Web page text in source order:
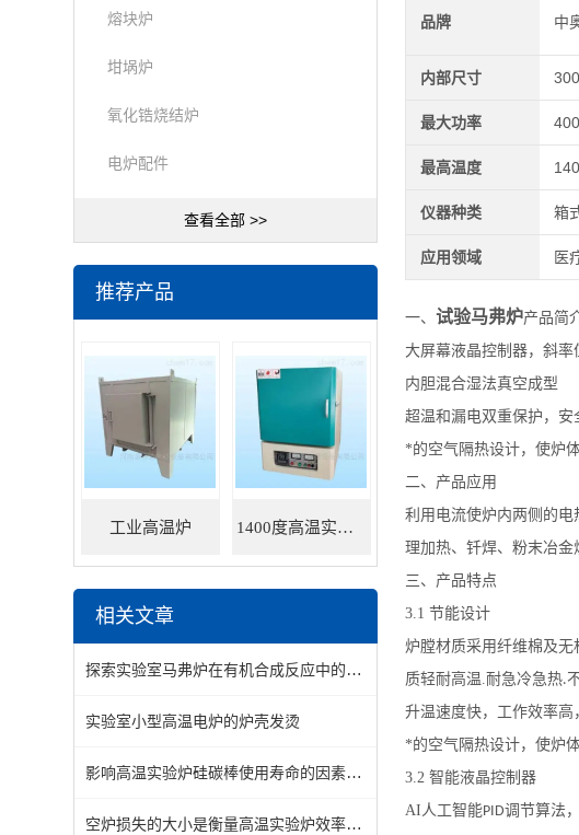
品牌 中
内部尺寸
最大功率
最高温度
仪器种类 箱
应用领域 医
一、 试验马弗炉产品简
大屏幕液晶控制器，斜
内胆混合湿法真空成型
超温和漏电双重保护，安
*的空气隔热设计，使炉
二、产品应用
利用电流使炉内两侧的
理加热、钎焊、粉末冶金
三、产品特点
3.1 节能设计
炉膛材质采用纤维棉及无
质轻耐高温.耐急冷急热.
升温速度快，工作效率高
*的空气隔热设计，使炉
3.2 智能液晶控制器
AI人工智能PID调节算法
熔块炉
坩埚炉
氧化锆烧结炉
电炉配件
查看全部 >>
推荐产品
工业高温炉 1400度高温实验炉
相关文章
探索实验室马弗炉在有机合成反应中的催化作用及机制研究
实验室小型高温电炉的炉壳发烫
影响高温实验炉硅碳棒使用寿命的因素有哪些
空炉损失的大小是衡量高温实验炉效率好坏的重要指标